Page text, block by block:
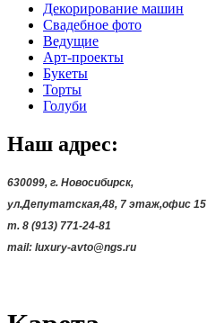
Декорирование машин
Свадебное фото
Ведущие
Арт-проекты
Букеты
Торты
Голуби
Наш адрес:
630099, г. Новосибирск,
ул.Депутатская,48, 7 этаж,офис 15
т. 8 (913) 771-24-81
mail: luxury-avto@ngs.ru